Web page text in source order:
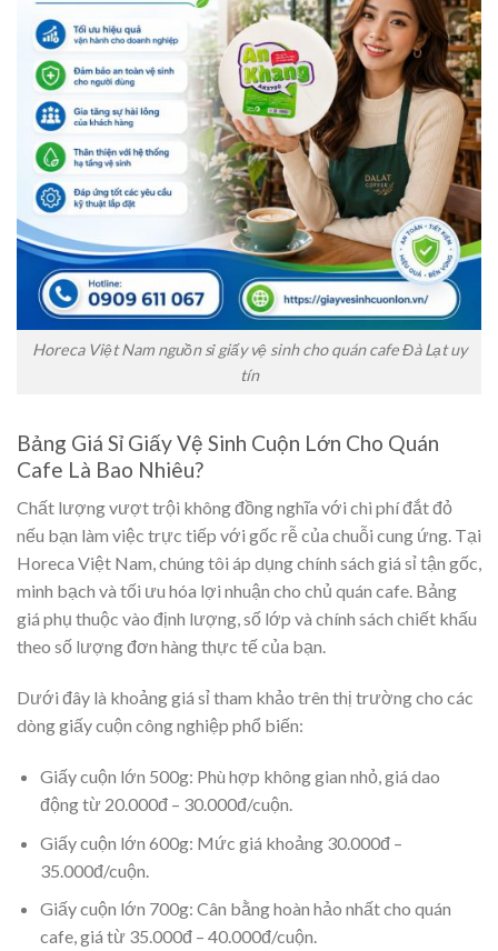
Horeca Việt Nam nguồn sỉ giấy vệ sinh cho quán cafe Đà Lạt uy
tín
Bảng Giá Sỉ Giấy Vệ Sinh Cuộn Lớn Cho Quán
Cafe Là Bao Nhiêu?
Chất lượng vượt trội không đồng nghĩa với chi phí đắt đỏ
nếu bạn làm việc trực tiếp với gốc rễ của chuỗi cung ứng. Tại
Horeca Việt Nam, chúng tôi áp dụng chính sách giá sỉ tận gốc,
minh bạch và tối ưu hóa lợi nhuận cho chủ quán cafe. Bảng
giá phụ thuộc vào định lượng, số lớp và chính sách chiết khấu
theo số lượng đơn hàng thực tế của bạn.
Dưới đây là khoảng giá sỉ tham khảo trên thị trường cho các
dòng giấy cuộn công nghiệp phổ biến:
Giấy cuộn lớn 500g: Phù hợp không gian nhỏ, giá dao
động từ 20.000đ – 30.000đ/cuộn.
Giấy cuộn lớn 600g: Mức giá khoảng 30.000đ –
35.000đ/cuộn.
Giấy cuộn lớn 700g: Cân bằng hoàn hảo nhất cho quán
cafe, giá từ 35.000đ – 40.000đ/cuộn.